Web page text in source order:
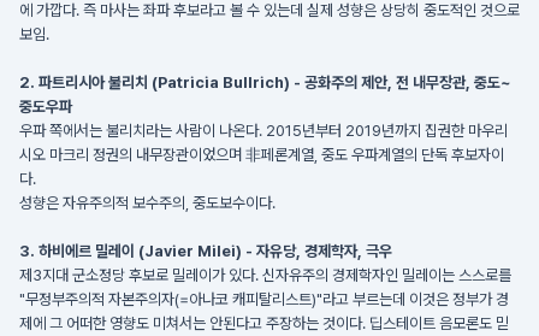
에 가깝다. 즉 마사는 좌파 후보라고 볼 수 있는데 실제 성향은 상당히 중도적인 것으로
보임.
2. 파트리시아 불리치 (Patricia Bullrich) - 공화주의 제안, 전 내무장관, 중도~
중도우파
우파 쪽에서는 불리치라는 사람이 나온다. 2015년부터 2019년까지 집권한 마우리
시오 마크리 정권의 내무장관이었으며 非페론계열, 중도 우파계열의 단독 후보자이
다.
성향은 자유주의적 보수주의, 중도보수이다.
3. 하비에르 밀레이 (Javier Milei) - 자유당, 경제학자, 극우
제3지대 군소정당 후보로 밀레이가 있다. 신자유주의 경제학자인 밀레이는 스스로를
"무정부주의적 자본주의자(=아나코 캐피탈리스트)"라고 부르는데 이것은 정부가 경
제에 그 어떠한 영향도 미쳐서는 안된다고 주장하는 것이다. 딥스테이트 음모론도 믿